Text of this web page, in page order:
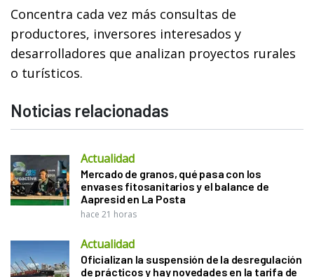
Concentra cada vez más consultas de
productores, inversores interesados y
desarrolladores que analizan proyectos rurales
o turísticos.
Noticias relacionadas
Actualidad
Mercado de granos, qué pasa con los
envases fitosanitarios y el balance de
Aapresid en La Posta
hace 21 horas
Actualidad
Oficializan la suspensión de la desregulación
de prácticos y hay novedades en la tarifa de